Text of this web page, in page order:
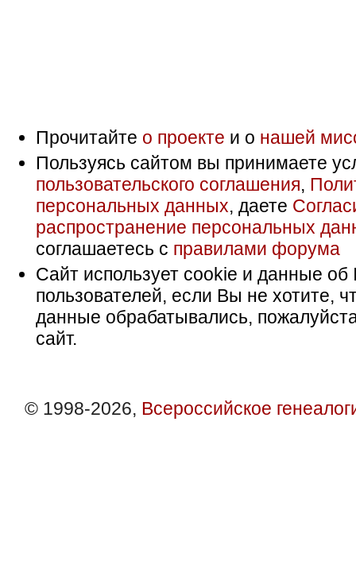
Прочитайте о проекте и о нашей
Пользуясь сайтом вы принимаете
пользовательского соглашения,
персональных данных, даете
распространение персональных
соглашаетесь с правилами форума
Сайт использует cookie и данные об
пользователей, если Вы не хотите,
данные обрабатывались,
сайт.
© 1998-2026, Всероссийское